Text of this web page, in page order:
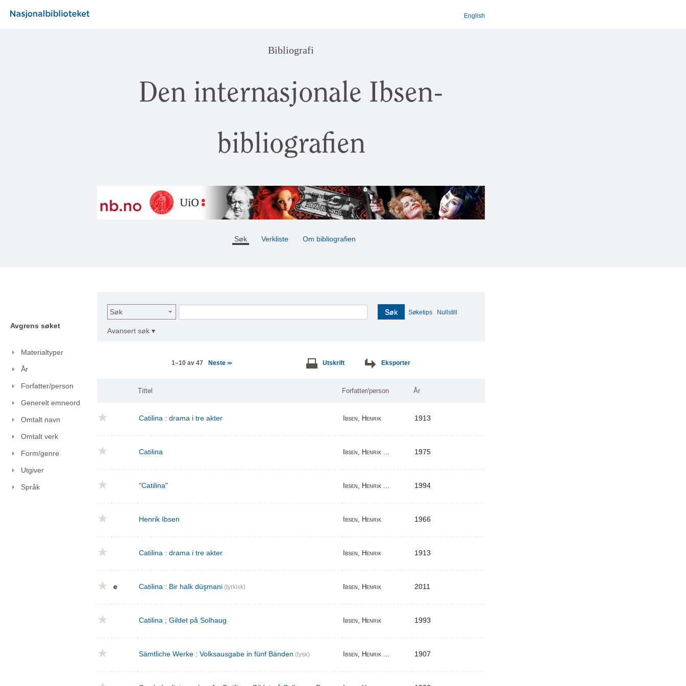
English
Bibliografi
Den internasjonale Ibsen-
bibliografien
Søk Verkliste Om bibliografien
Avgrens søket
Materialtyper
År
Forfatter/person
Generelt emneord
Omtalt navn
Omtalt verk
Form/genre
Utgiver
Språk
Søk Søk Søketips Nullstill
Avansert søk ▾
1–10 av 47 Neste>> Utskrift Eksporter
Tittel Forfatter/person År
Catilina : drama i tre akter Ibsen, Henrik 1913
Catilina Ibsen, Henrik ... 1975
"Catilina" Ibsen, Henrik ... 1994
Henrik Ibsen Ibsen, Henrik 1966
Catilina : drama i tre akter Ibsen, Henrik 1913
e Catilina : Bir halk düşmani (tyrkisk) Ibsen, Henrik 2011
Catilina ; Gildet på Solhaug Ibsen, Henrik 1993
Sämtliche Werke : Volksausgabe in fünf Bänden (tysk) Ibsen, Henrik ... 1907